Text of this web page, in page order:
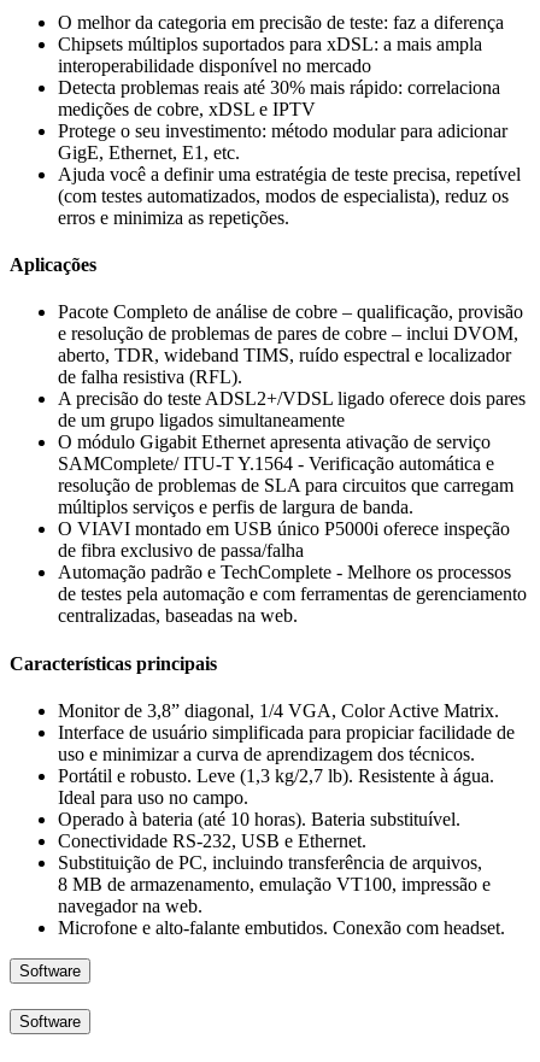
O melhor da categoria em precisão de teste: faz a diferença
Chipsets múltiplos suportados para xDSL: a mais ampla
interoperabilidade disponível no mercado
Detecta problemas reais até 30% mais rápido: correlaciona
medições de cobre, xDSL e IPTV
Protege o seu investimento: método modular para adicionar
GigE, Ethernet, E1, etc.
Ajuda você a definir uma estratégia de teste precisa, repetível
(com testes automatizados, modos de especialista), reduz os
erros e minimiza as repetições.
Aplicações
Pacote Completo de análise de cobre – qualificação, provisão
e resolução de problemas de pares de cobre – inclui DVOM,
aberto, TDR, wideband TIMS, ruído espectral e localizador
de falha resistiva (RFL).
A precisão do teste ADSL2+/VDSL ligado oferece dois pares
de um grupo ligados simultaneamente
O módulo Gigabit Ethernet apresenta ativação de serviço
SAMComplete/ ITU-T Y.1564 - Verificação automática e
resolução de problemas de SLA para circuitos que carregam
múltiplos serviços e perfis de largura de banda.
O VIAVI montado em USB único P5000i oferece inspeção
de fibra exclusivo de passa/falha
Automação padrão e TechComplete - Melhore os processos
de testes pela automação e com ferramentas de gerenciamento
centralizadas, baseadas na web.
Características principais
Monitor de 3,8” diagonal, 1/4 VGA, Color Active Matrix.
Interface de usuário simplificada para propiciar facilidade de
uso e minimizar a curva de aprendizagem dos técnicos.
Portátil e robusto. Leve (1,3 kg/2,7 lb). Resistente à água.
Ideal para uso no campo.
Operado à bateria (até 10 horas). Bateria substituível.
Conectividade RS-232, USB e Ethernet.
Substituição de PC, incluindo transferência de arquivos,
8 MB de armazenamento, emulação VT100, impressão e
navegador na web.
Microfone e alto-falante embutidos. Conexão com headset.
Software
Software